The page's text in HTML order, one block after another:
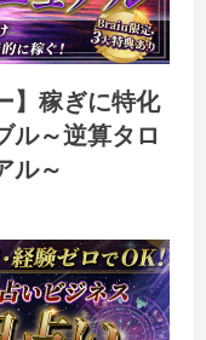
】稼ぎに特化
ル～逆算タロ
ル～